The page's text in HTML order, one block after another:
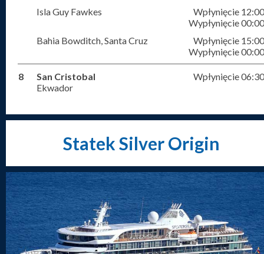
Isla Guy Fawkes
Wpłynięcie 12:00
Wypłynięcie 00:00
Bahia Bowditch, Santa Cruz
Wpłynięcie 15:00
Wypłynięcie 00:00
8
San Cristobal
Ekwador
Wpłynięcie 06:30
Statek Silver Origin